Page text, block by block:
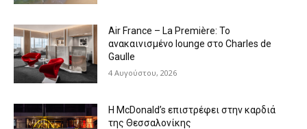
Air France – La Première: Το
ανακαινισμένο lounge στο Charles de
Gaulle
4 Αυγούστου, 2026
Η McDonald’s επιστρέφει στην καρδιά
της Θεσσαλονίκης